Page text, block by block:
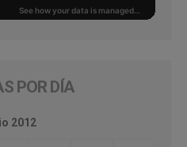
POR DÍA
2012